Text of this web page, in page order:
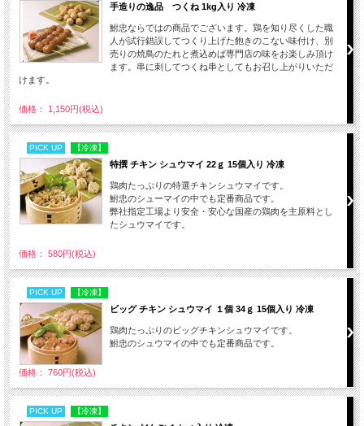
手造りの逸品 つくね 1kg入り 冷凍
鮒忠ならではの商品でございます。鶏を知り尽くした職
人が試行錯誤してつくり上げた飽きのこない味付け、別
売りの焼鳥のたれと煮込めば専門店の味をお楽しみ頂け
ます。串に刺してつくね串としてもお召し上がりいただ
けます。
価格： 1,150円(税込)
PICK UP 【冷凍】
特撰 チキン シュウマイ 22ｇ 15個入り 冷凍
鶏肉たっぷりの特選チキンシュウマイです。
鮒忠のシューマイの中でも定番商品です。
弊社指定工場より安全・安心な国産の鶏肉を主原料とし
たシュウマイです。
価格： 580円(税込)
PICK UP 【冷凍】
ビッグ チキン シュウマイ １個 34ｇ 15個入り 冷凍
鶏肉たっぷりのビッグチキンシュウマイです。
鮒忠のシュウマイの中でも定番商品です。
価格： 760円(税込)
PICK UP 【冷凍】